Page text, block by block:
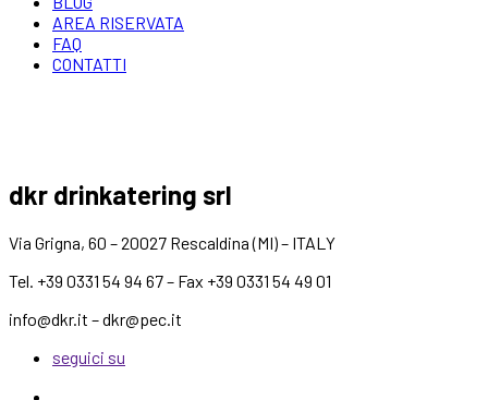
AREA RISERVATA
FAQ
CONTATTI
dkr drinkatering srl
Via Grigna, 60 – 20027 Rescaldina (MI) – ITALY
Tel. +39 0331 54 94 67 – Fax +39 0331 54 49 01
info@dkr.it – dkr@pec.it
seguici su